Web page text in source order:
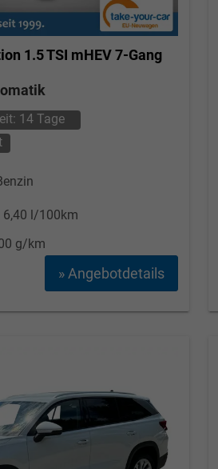
1.5 TSI mHEV 7-Gang
14 Tage
6,40 l/100km
g/km
» Angebotdetails